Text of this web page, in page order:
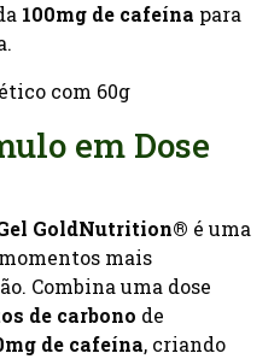
100mg de cafeína para
com 60g
em Dose
GoldNutrition® é uma
mais
Combina uma dose
de carbono de
de cafeína, criando